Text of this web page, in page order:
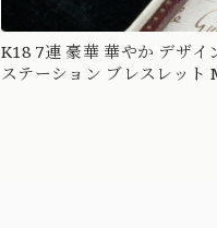
K18 7連 豪華 華やか デザイ
ステーション ブレスレット